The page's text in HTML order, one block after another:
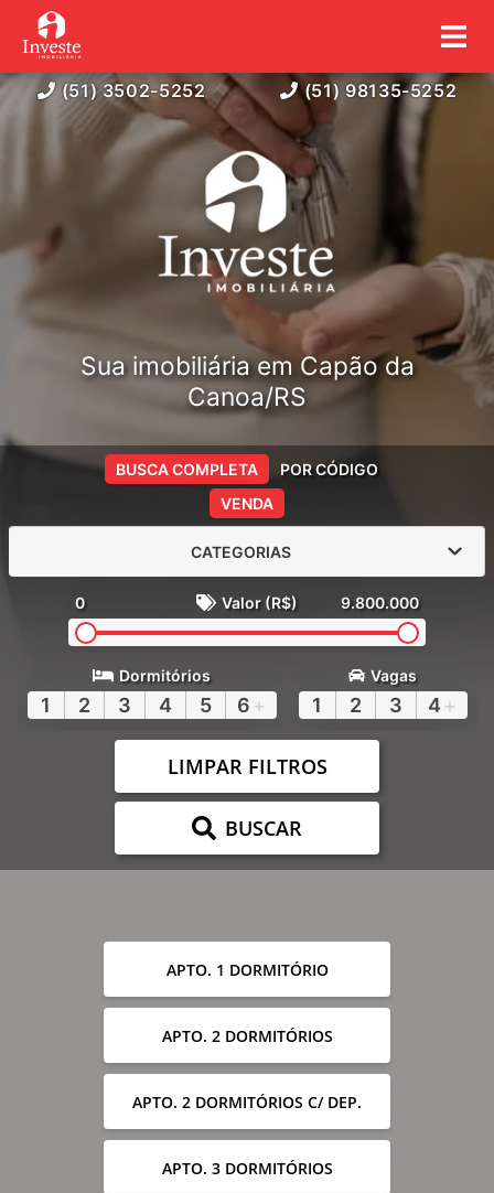
(51) 3502-5252 (51) 98135-5252
Sua imobiliária em Capão da
Canoa/RS
VENDA
BUSCA COMPLETA POR CÓDIGO
CATEGORIAS
0 Valor (R$) 9.800.000
Dormitórios
1 2 3 4 5 6 +
Vagas
1 2 3 4 +
LIMPAR FILTROS
BUSCAR
APTO. 1 DORMITÓRIO
APTO. 2 DORMITÓRIOS
APTO. 2 DORMITÓRIOS C/ DEP.
APTO. 3 DORMITÓRIOS